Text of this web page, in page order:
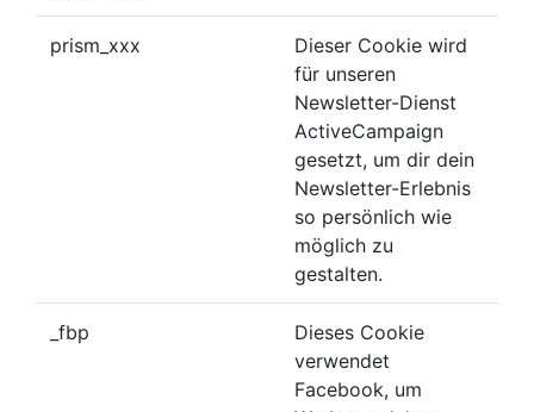
prism_xxx
Dieser Cookie wird
für unseren
Newsletter-Dienst
ActiveCampaign
gesetzt, um dir dein
Newsletter-Erlebnis
so persönlich wie
möglich zu
gestalten.
_fbp
Dieses Cookie
verwendet
Facebook, um